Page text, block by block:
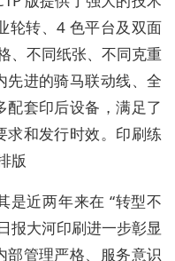
轮转、4 色平台及双面
、不同纸张、不同克重
先进的骑马联动线、全
配套印后设备，满足了
求和发行时效。印刷练
版
是近两年来在 “转型不
报大河印刷进一步彰显
部管理严格、服务意识